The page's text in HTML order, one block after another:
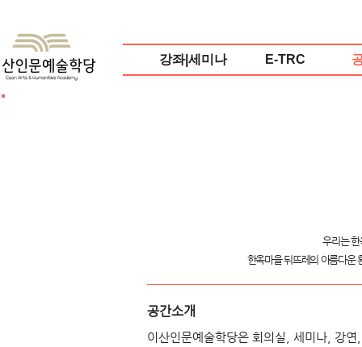
강좌|세미나 E-TRC
​공간소개
이산인문예술학당은 회의실, 세미나, 강연
우리는 한
한옥마을 뒤뜨레의 아름다운